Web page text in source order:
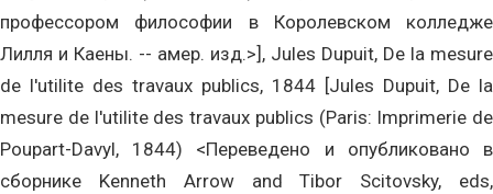
профессором философии в Королевском колледже
Лилля и Каены. -- амер. изд.>], Jules Dupuit, De la mesure
de l'utilite des travaux publics, 1844 [Jules Dupuit, De la
mesure de l'utilite des travaux publics (Paris: Imprimerie de
Poupart-Davyl, 1844) <Переведено и опубликовано в
сборнике Kenneth Arrow and Tibor Scitovsky, eds,